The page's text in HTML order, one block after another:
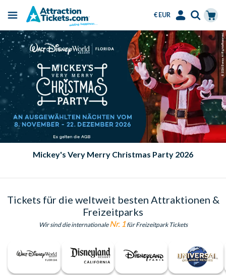
Skip
to
main
content
Menu
€ EUR
Select
Language
Accounts
Menu
Cart
Mickey's Very Merry Christmas Party 2026
Tickets für die weltweit besten Attraktionen &
Freizeitparks
Wir sind die internationaleNr. 1für Freizeitpark Tickets